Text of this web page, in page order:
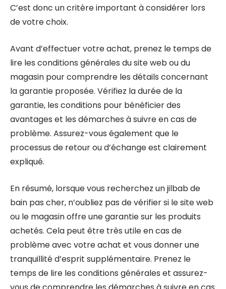
C’est donc un critère important à considérer lors
de votre choix.
Avant d’effectuer votre achat, prenez le temps de
lire les conditions générales du site web ou du
magasin pour comprendre les détails concernant
la garantie proposée. Vérifiez la durée de la
garantie, les conditions pour bénéficier des
avantages et les démarches à suivre en cas de
problème. Assurez-vous également que le
processus de retour ou d’échange est clairement
expliqué.
En résumé, lorsque vous recherchez un jilbab de
bain pas cher, n’oubliez pas de vérifier si le site web
ou le magasin offre une garantie sur les produits
achetés. Cela peut être très utile en cas de
problème avec votre achat et vous donner une
tranquillité d’esprit supplémentaire. Prenez le
temps de lire les conditions générales et assurez-